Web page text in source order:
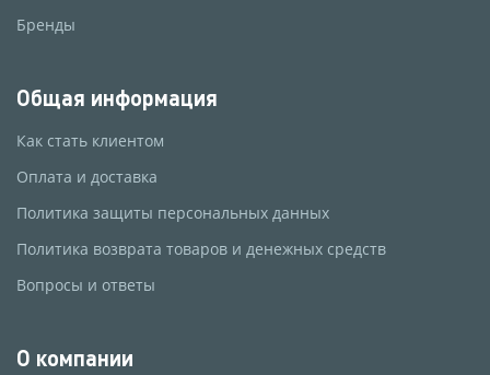
Бренды
Общая информация
Как стать клиентом
Оплата и доставка
Политика защиты персональных данных
Политика возврата товаров и денежных средств
Вопросы и ответы
О компании